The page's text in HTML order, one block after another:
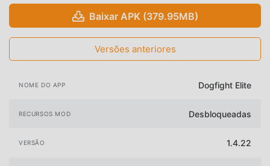
Baixar APK (379.95MB)
Versões anteriores
NOME DO APP Dogfight Elite
RECURSOS MOD Desbloqueadas
VERSÃO 1.4.22